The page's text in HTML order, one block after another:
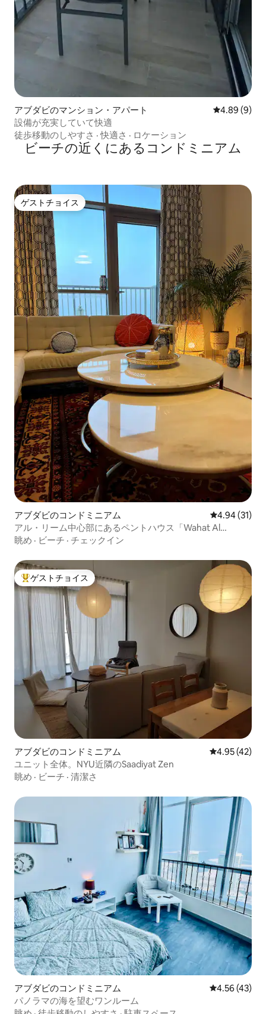
アブダビのマンション・アパート レビュー9件
4.89 (9)
設備が充実していて快適
徒歩移動のしやすさ ·快適さ · ロケーション
ビーチの近くにあるコンドミニアム
ゲストチョイス
ゲストチョイス
アブダビのコンドミニアム レビュー31
4.94 (31)
アル・リーム中心部にあるペントハウス「Wahat Al
Khaleej」
眺め · ビーチ · チェックイン
大好評のゲストチョイスです。
ゲストチョイス
アブダビのコンドミニアム レビュー42
4.95 (42)
ユニット全体。NYU近隣のSaadiyat Zen
眺め · ビーチ · 清潔さ
アブダビのコンドミニアム レビュー43
4.56 (43)
パノラマの海を望むワンルーム